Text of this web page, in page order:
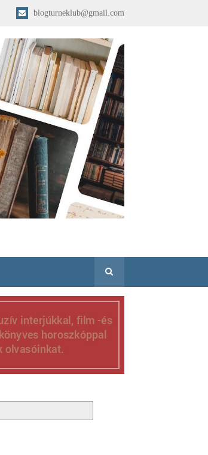
blogturneklub@gmail.com